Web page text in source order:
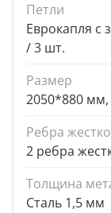
Петли
Еврокапля
/ 3 шт.
Размер
2050*880
Ребра
2 ребра
Толщина
Сталь 1,5 мм